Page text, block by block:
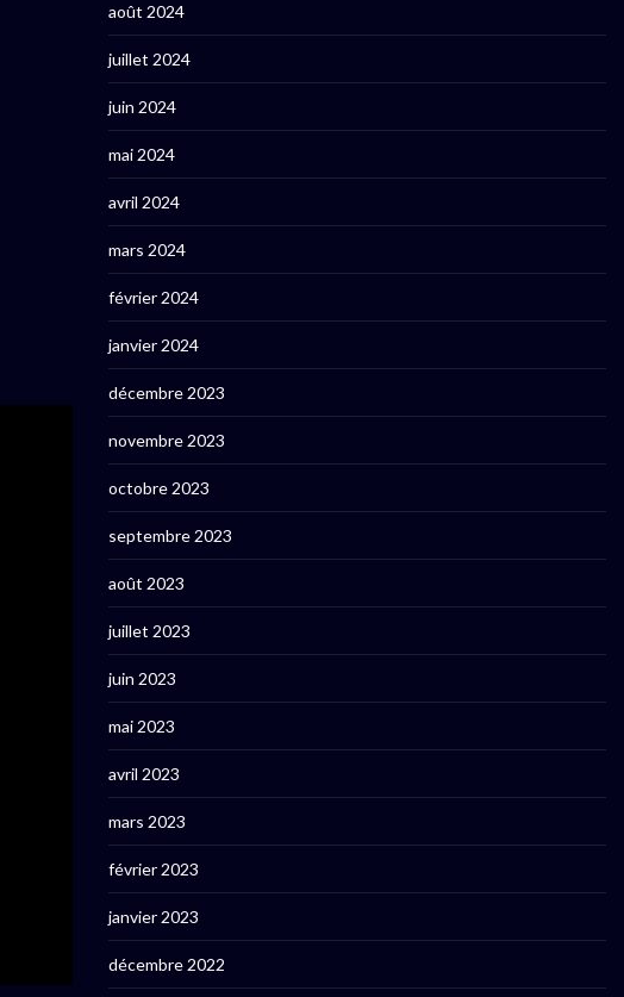
août 2024
juillet 2024
juin 2024
mai 2024
avril 2024
mars 2024
février 2024
janvier 2024
décembre 2023
novembre 2023
octobre 2023
septembre 2023
août 2023
juillet 2023
juin 2023
mai 2023
avril 2023
mars 2023
février 2023
janvier 2023
décembre 2022